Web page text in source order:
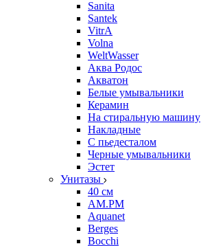
Sanita
Santek
VitrA
Volna
WeltWasser
Аква Родос
Акватон
Белые умывальники
Керамин
На стиральную машину
Накладные
С пьедесталом
Черные умывальники
Эстет
Унитазы
40 см
AM.PM
Aquanet
Berges
Bocchi